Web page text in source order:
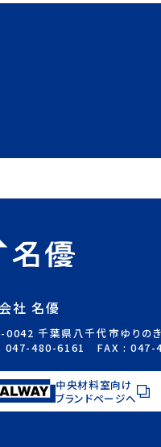
社 名優
0042 千葉県八千代市ゆりの
047-480-6161 FAX : 047-
中央材料室向け
ブランドページへ